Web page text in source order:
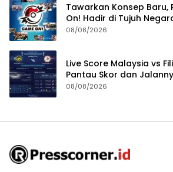
Tawarkan Konsep Baru,
On! Hadir di Tujuh
08/08/2026
Live Score Malaysia vs
Pantau Skor dan
2026
08/08/2026